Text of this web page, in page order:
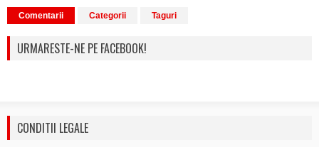
Comentarii Categorii Taguri
URMARESTE-NE PE FACEBOOK!
CONDITII LEGALE